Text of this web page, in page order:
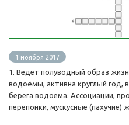
1 ноября 2017
1. Ведет полуводный образ
водоёмы, активна круглый год,
берега водоема. Ассоциации,
перепонки, мускусные (пахучие)